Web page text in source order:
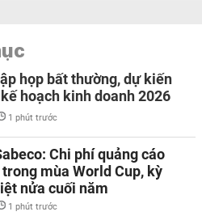
họp bất thường, dự kiến
hoạch kinh doanh 2026
1 phút trước
Chi phí quảng cáo
mùa World Cup, kỳ
nửa cuối năm
1 phút trước